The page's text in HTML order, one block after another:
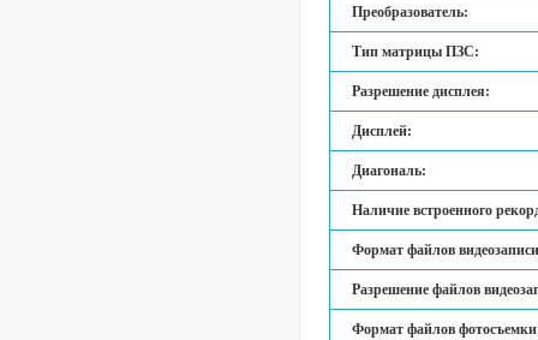
Преобразователь:
Тип матрицы ПЗС:
Разрешение дисплея:
Дисплей:
Диагональ:
Наличие встроенного
Формат файлов
Разрешение файлов
Формат файлов